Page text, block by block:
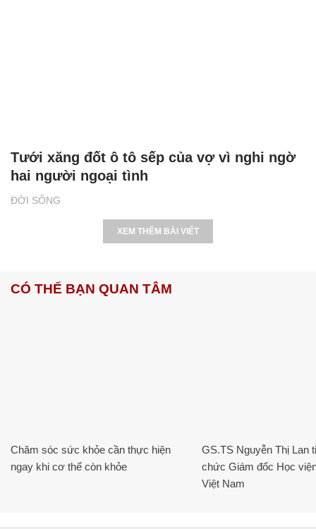
ĐỜI SỐNG
Tưới xăng đốt ô tô sếp của vợ vì nghi ngờ
hai người ngoại tình
XEM THÊM BÀI VIẾT
CÓ THỂ BẠN QUAN TÂM
Chăm sóc sức khỏe cần thực hiện
ngay khi cơ thể còn khỏe
GS.TS Nguyễn Thị Lan
chức Giám đốc Học
Việt Nam